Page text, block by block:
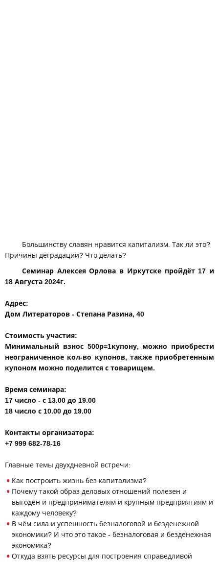
Большинству славян нравится капитализм. Так ли это?
Причины деградации? Что делать?
Семинар Алексея Орлова в Иркутске пройдёт 17 и
18 Августа 2024г.
Адрес:
Дом Литераторов - Степана Разина, 40
Стоимость участия:
Минимальный взнос 500р=1купону, можно приобрести
неограниченное кол-во купонов, также приобретенным
купоном можно поделится с товарищем.
Время семинара:
17 число - с 13.00 до 19.00
18 число с 10.00 до 19.00
Контакты организатора:
+7 999 682-78-16
Главные темы двухдневной встречи:
Как построить жизнь без капитализма?
Почему такой образ деловых отношений полезен и
выгоден и предпринимателям и крупным предприятиям и
каждому человеку?
В чём сила и успешность безналоговой и безденежной
экономики? И что это такое - безналоговая и безденежная
экономика?
Откуда взять ресурсы для построения справедливой